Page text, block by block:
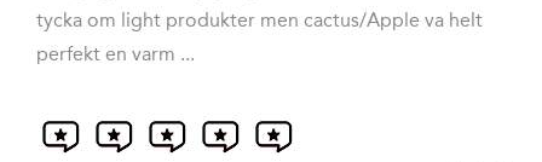
tycka om light produkter men cactus/Apple va helt
perfekt en varm ...